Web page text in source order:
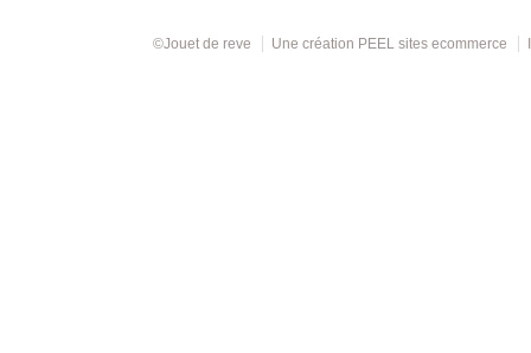
©Jouet de reve Une création PEEL sites ecommerce